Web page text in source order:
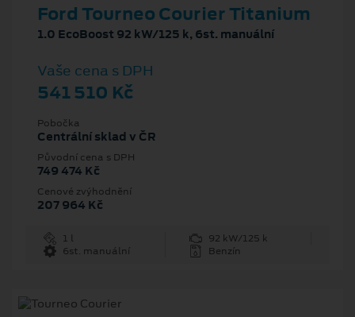
Ford Tourneo Courier Titanium
1.0 EcoBoost 92 kW/125 k, 6st. manuální
Vaše cena s DPH
541 510 Kč
Pobočka
Centrální sklad v ČR
Původní cena s DPH
749 474 Kč
Cenové zvýhodnění
207 964 Kč
1 l
92 kW/125 k
6st. manuální
Benzín